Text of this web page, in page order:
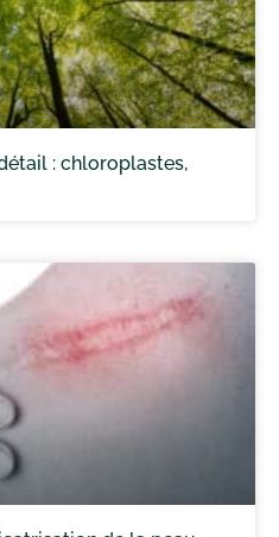
: chloroplastes,